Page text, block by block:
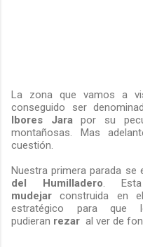
La zona que vamos a
conseguido ser
Ibores Jarapor su
montañosas. Mas
cuestión.
Nuestra primera parada se
del Humilladero.
mudejar construida en
estratégico para que
pudieran rezar al ver de